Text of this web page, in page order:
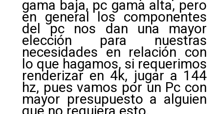
gama baja, pc gama alta, pero
en general los componentes
del pc nos dan una mayor
elección para nuestras
necesidades en relación con
lo que hagamos, si requerimos
renderizar en 4k, jugar a 144
hz, pues vamos por un Pc con
mayor presupuesto a alguien